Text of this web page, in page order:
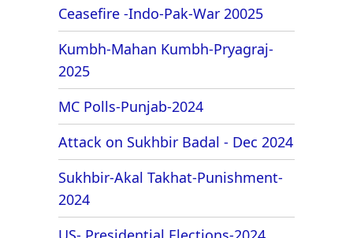
Ceasefire -Indo-Pak-War 20025
Kumbh-Mahan Kumbh-Pryagraj-
2025
MC Polls-Punjab-2024
Attack on Sukhbir Badal - Dec 2024
Sukhbir-Akal Takhat-Punishment-
2024